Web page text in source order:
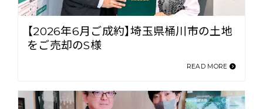
【2026年6月ご成約】埼玉県桶川市の土地
をご売却のS様
READ MORE